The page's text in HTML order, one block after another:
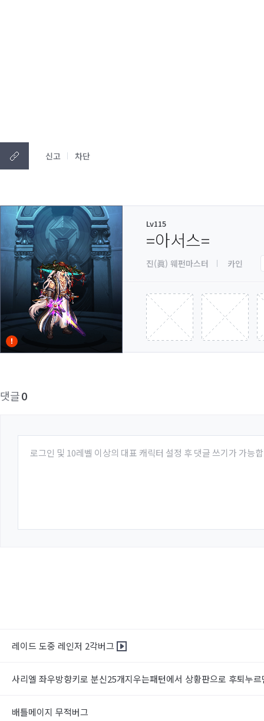
신고 차단
Lv115
=아서스=
진(眞) 웨펀마스터 카인
댓글0
로그인 및 10레벨 이상의 대표 캐릭터 설정 후 댓글 쓰기가 가능
레이드 도중 레인저 2각버그
사리엘 좌우방향키로 분신25개지우는패턴에서 상황판으로 후퇴누
배틀메이지 무적버그